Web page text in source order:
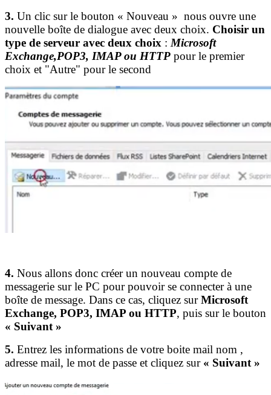
3. Un clic sur le bouton « Nouveau » nous ouvre une
nouvelle boîte de dialogue avec deux choix. Choisir un
type de serveur avec deux choix : Microsoft
Exchange,POP3, IMAP ou HTTP pour le premier
choix et "Autre" pour le second
4. Nous allons donc créer un nouveau compte de
messagerie sur le PC pour pouvoir se connecter à une
boîte de message. Dans ce cas, cliquez surMicrosoft
Exchange, POP3, IMAP ou HTTP, puis sur le bouton
« Suivant » ​
5. Entrez les informations de votre boite mail nom ,
adresse mail, le mot de passe et cliquez sur « Suivant » ​